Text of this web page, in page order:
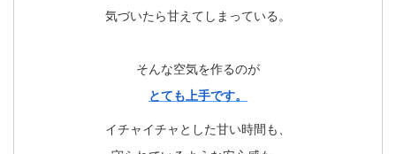
気づいたら甘えてしまっている。
そんな空気を作るのが
とても上手です。
イチャイチャとした甘い時間も、